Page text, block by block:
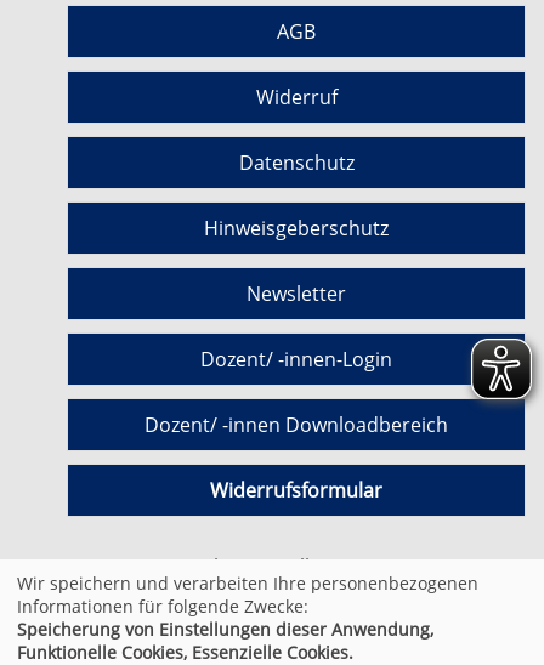
AGB
Widerruf
Datenschutz
Hinweisgeberschutz
Newsletter
Dozent/ -innen-Login
Dozent/ -innen Downloadbereich
Widerrufsformular
Cookie Einstellungen
© 2026 Kufer Software GmbH
Wir speichern und verarbeiten Ihre personenbezogenen
Informationen für folgende Zwecke:
Speicherung von Einstellungen dieser Anwendung,
Funktionelle Cookies, Essenzielle Cookies.